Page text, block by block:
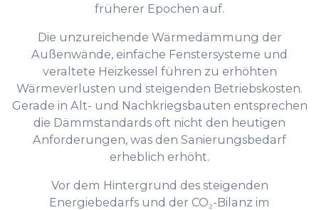
früherer Epochen auf.
Die unzureichende Wärmedämmung der
Außenwände, einfache Fenstersysteme und
veraltete Heizkessel führen zu erhöhten
Wärmeverlusten und steigenden Betriebskosten.
Gerade in Alt- und Nachkriegsbauten entsprechen
die Dämmstandards oft nicht den heutigen
Anforderungen, was den Sanierungsbedarf
erheblich erhöht.
Vor dem Hintergrund des steigenden
Energiebedarfs und der CO₂-Bilanz im